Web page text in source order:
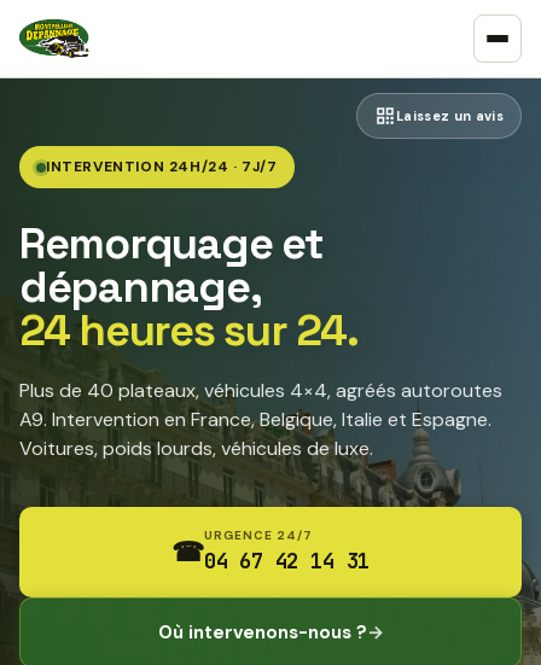
Laissez un avis
INTERVENTION 24H/24 · 7J/7
Remorquage et
dépannage,
24 heures sur 24.
Plus de 40 plateaux, véhicules 4×4, agréés autoroutes
A9. Intervention en France, Belgique, Italie et Espagne.
Voitures, poids lourds, véhicules de luxe.
☎URGENCE 24/7
04 67 42 14 31
Où intervenons-nous ?→